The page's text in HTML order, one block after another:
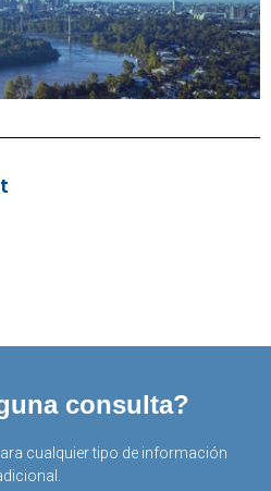
consulta?
cualquier tipo de información